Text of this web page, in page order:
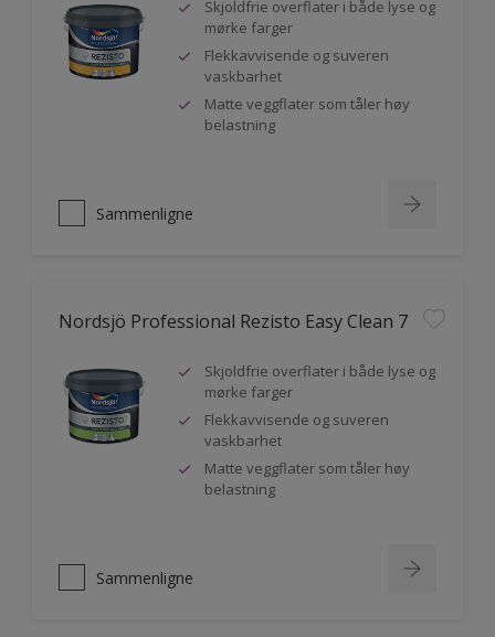
Skjoldfrie overflater i både lyse og
mørke farger
Flekkavvisende og suveren
vaskbarhet
Matte veggflater som tåler høy
belastning
Sammenligne
Nordsjö Professional Rezisto Easy Clean 7
Skjoldfrie overflater i både lyse og
mørke farger
Flekkavvisende og suveren
vaskbarhet
Matte veggflater som tåler høy
belastning
Sammenligne